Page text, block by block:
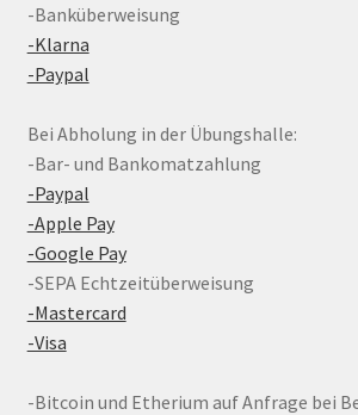
-Banküberweisung
-Klarna
-Paypal
Bei Abholung in der Übungshalle:
-Bar- und Bankomatzahlung
-Paypal
-Apple Pay
-Google Pay
-SEPA Echtzeitüberweisung
-Mastercard
-Visa
-Bitcoin und Etherium auf Anfrage bei